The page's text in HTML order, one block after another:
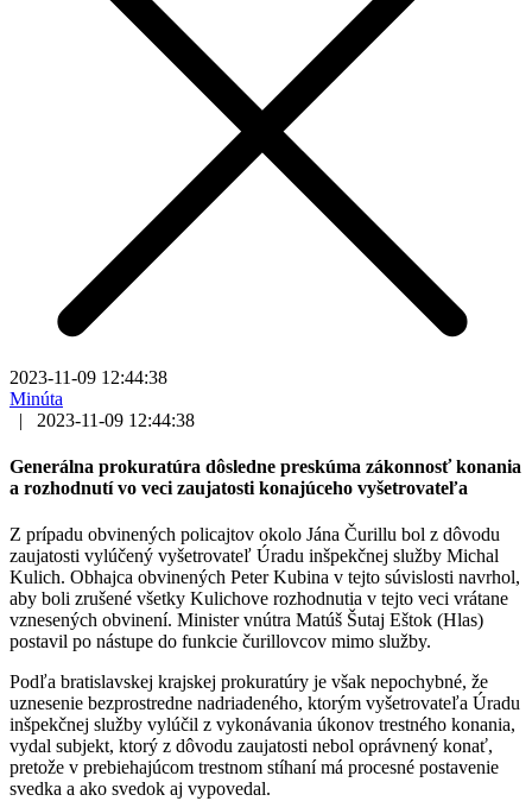
2023-11-09 12:44:38
Minúta
|
2023-11-09 12:44:38
Generálna prokuratúra dôsledne preskúma zákonnosť konania
a rozhodnutí vo veci zaujatosti konajúceho vyšetrovateľa
Z prípadu obvinených policajtov okolo Jána Čurillu bol z dôvodu
zaujatosti vylúčený vyšetrovateľ Úradu inšpekčnej služby Michal
Kulich. Obhajca obvinených Peter Kubina v tejto súvislosti navrhol,
aby boli zrušené všetky Kulichove rozhodnutia v tejto veci vrátane
vznesených obvinení. Minister vnútra Matúš Šutaj Eštok (Hlas)
postavil po nástupe do funkcie čurillovcov mimo služby.
Podľa bratislavskej krajskej prokuratúry je však nepochybné, že
uznesenie bezprostredne nadriadeného, ktorým vyšetrovateľa Úradu
inšpekčnej služby vylúčil z vykonávania úkonov trestného konania,
vydal subjekt, ktorý z dôvodu zaujatosti nebol oprávnený konať,
pretože v prebiehajúcom trestnom stíhaní má procesné postavenie
svedka a ako svedok aj vypovedal.